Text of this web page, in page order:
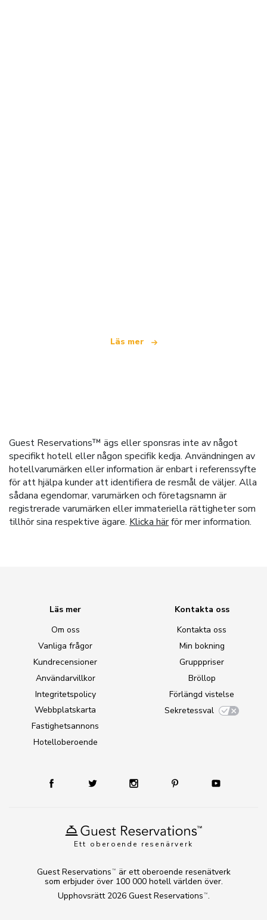
Läs mer
Guest Reservations™ ägs eller sponsras inte av något
specifikt hotell eller någon specifik kedja. Användningen av
hotellvarumärken eller information är enbart i referenssyfte
för att hjälpa kunder att identifiera de resmål de väljer. Alla
sådana egendomar, varumärken och företagsnamn är
registrerade varumärken eller immateriella rättigheter som
tillhör sina respektive ägare. Klicka härför mer information.
Ett oberoende resenärverk
Läs mer
Om oss
Vanliga frågor
Kundrecensioner
Användarvillkor
Integritetspolicy
Webbplatskarta
Fastighetsannons
Hotelloberoende
Kontakta oss
Kontakta oss
Min bokning
Grupppriser
Bröllop
Förlängd vistelse
Sekretessval
Upphovsrätt 2026 Guest Reservations TM .
Guest Reservations TM
är ett oberoende resenätverk
som erbjuder över 100 000 hotell världen över.